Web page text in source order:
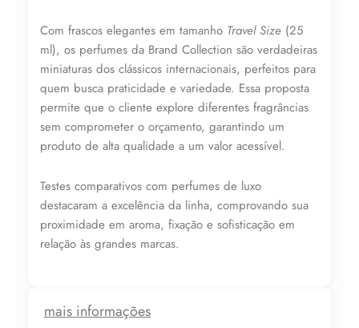
mais informações
Revenda por
R$135,70
Compre por
R$77,35
6x de R$12,89sem juros
Com frascos elegantes em tamanho Travel Size (25
ml), os perfumes da Brand Collection são verdadeiras
miniaturas dos clássicos internacionais, perfeitos para
quem busca praticidade e variedade. Essa proposta
permite que o cliente explore diferentes fragrâncias
sem comprometer o orçamento, garantindo um
produto de alta qualidade a um valor acessível.
Testes comparativos com perfumes de luxo
destacaram a excelência da linha, comprovando sua
proximidade em aroma, fixação e sofisticação em
relação às grandes marcas.